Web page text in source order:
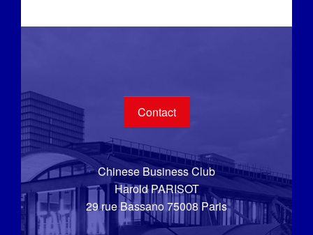
Contact
Chinese Business Club
Harold PARISOT
29 rue Bassano 75008 Paris